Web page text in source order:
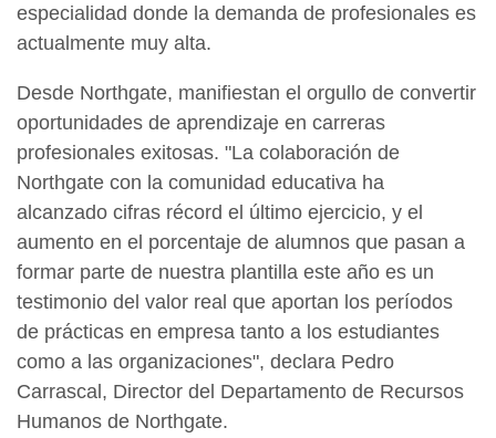
especialidad donde la demanda de profesionales es
actualmente muy alta.
Desde Northgate, manifiestan el orgullo de convertir
oportunidades de aprendizaje en carreras
profesionales exitosas. "La colaboración de
Northgate con la comunidad educativa ha
alcanzado cifras récord el último ejercicio, y el
aumento en el porcentaje de alumnos que pasan a
formar parte de nuestra plantilla este año es un
testimonio del valor real que aportan los períodos
de prácticas en empresa tanto a los estudiantes
como a las organizaciones", declara Pedro
Carrascal, Director del Departamento de Recursos
Humanos de Northgate.